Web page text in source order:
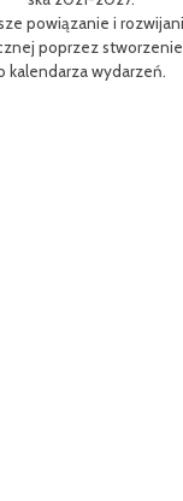
w odwiedzających
działań jest
różnych tras oraz
rowerowych